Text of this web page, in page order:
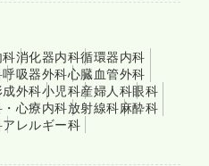
消化器内科循環器内科
呼吸器外科心臓血管外科
成外科小児科産婦人科眼科
心療内科放射線科麻酔科
アレルギー科